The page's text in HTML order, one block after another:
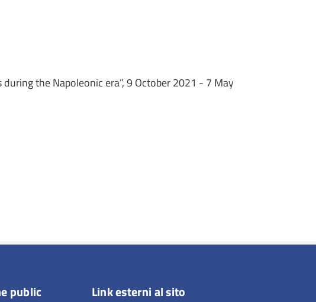
during the Napoleonic era”, 9 October 2021 - 7 May
public Link esterni al sito